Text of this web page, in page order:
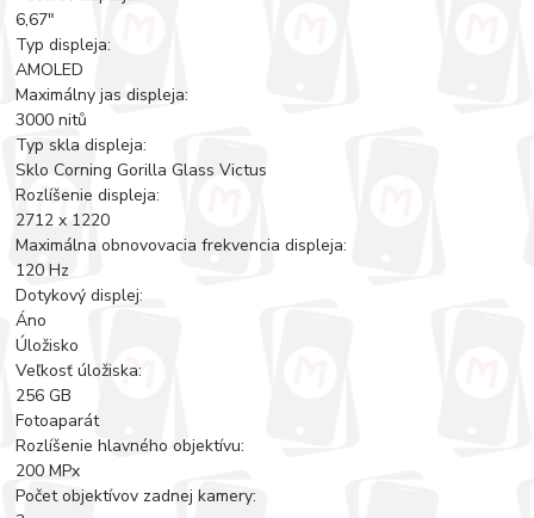
6,67"
Typ displeja:
AMOLED
Maximálny jas displeja:
3000 nitů
Typ skla displeja:
Sklo Corning Gorilla Glass Victus
Rozlíšenie displeja:
2712 x 1220
Maximálna obnovovacia frekvencia displeja:
120 Hz
Dotykový displej:
Áno
Úložisko
Veľkosť úložiska:
256 GB
Fotoaparát
Rozlíšenie hlavného objektívu:
200 MPx
Počet objektívov zadnej kamery: